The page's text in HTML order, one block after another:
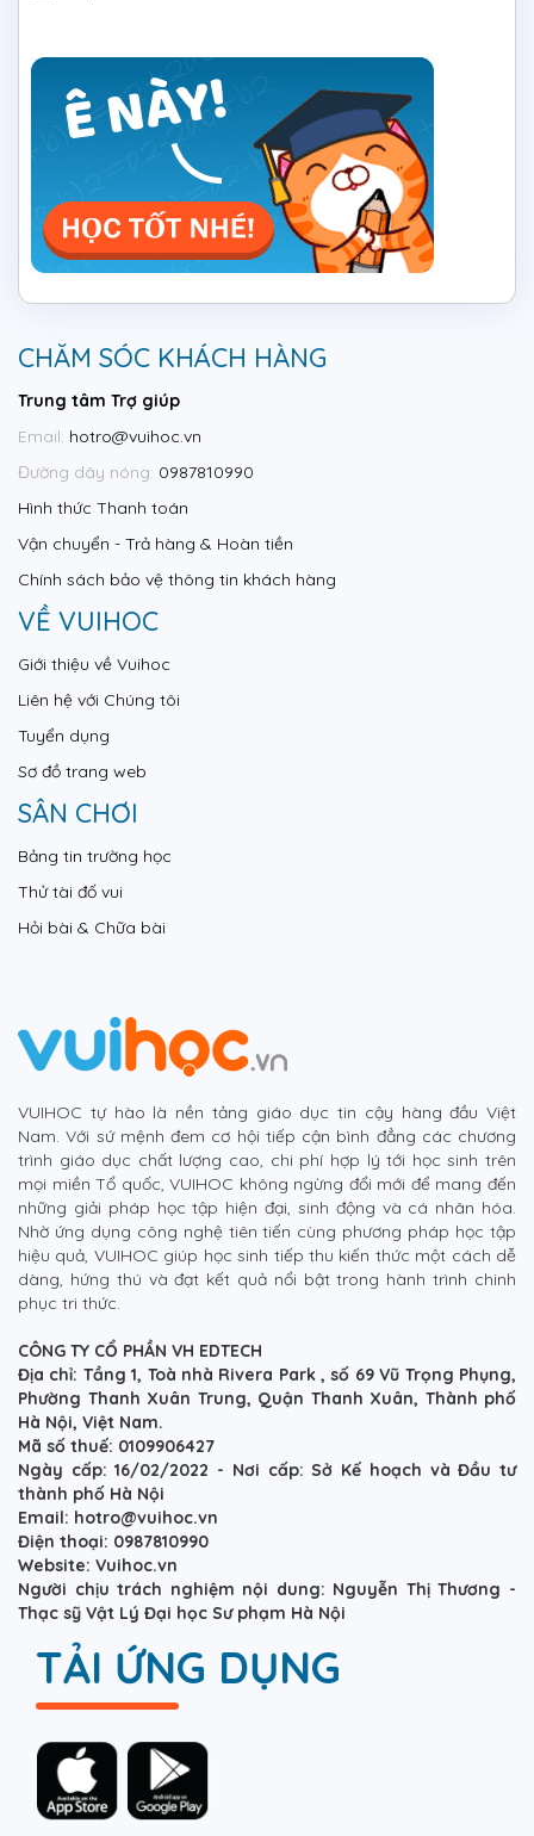
CHĂM SÓC KHÁCH HÀNG
Trung tâm Trợ giúp
Email: hotro@vuihoc.vn
Đường dây nóng: 0987810990
Hình thức Thanh toán
Vận chuyển - Trả hàng & Hoàn tiền
Chính sách bảo vệ thông tin khách hàng
VỀ VUIHOC
Giới thiệu về Vuihoc
Liên hệ với Chúng tôi
Tuyển dụng
Sơ đồ trang web
SÂN CHƠI
Bảng tin trường học
Thử tài đố vui
Hỏi bài & Chữa bài
VUIHOC tự hào là nền tảng giáo dục tin cậy hàng đầu Việt
Nam. Với sứ mệnh đem cơ hội tiếp cận bình đẳng các chương
trình giáo dục chất lượng cao, chi phí hợp lý tới học sinh trên
mọi miền Tổ quốc, VUIHOC không ngừng đổi mới để mang đến
những giải pháp học tập hiện đại, sinh động và cá nhân hóa.
Nhờ ứng dụng công nghệ tiên tiến cùng phương pháp học tập
hiệu quả, VUIHOC giúp học sinh tiếp thu kiến thức một cách dễ
dàng, hứng thú và đạt kết quả nổi bật trong hành trình chinh
phục tri thức.
CÔNG TY CỔ PHẦN VH EDTECH
Địa chỉ: Tầng 1, Toà nhà Rivera Park , số 69 Vũ Trọng Phụng,
Phường Thanh Xuân Trung, Quận Thanh Xuân, Thành phố
Hà Nội, Việt Nam.
Mã số thuế: 0109906427
Ngày cấp: 16/02/2022 - Nơi cấp: Sở Kế hoạch và Đầu tư
thành phố Hà Nội
Email: hotro@vuihoc.vn
Điện thoại: 0987810990
Website: Vuihoc.vn
Người chịu trách nghiệm nội dung: Nguyễn Thị Thương -
Thạc sỹ Vật Lý Đại học Sư phạm Hà Nội
TẢI ỨNG DỤNG